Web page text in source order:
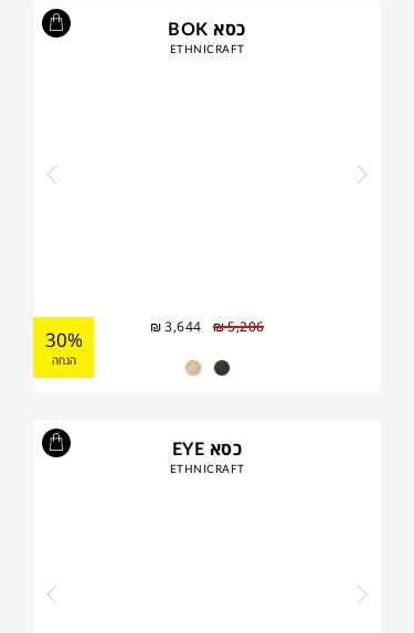
כסא BOK
ETHNICRAFT
₪5,206
₪3,644
30%
הנחה
כסא EYE
ETHNICRAFT